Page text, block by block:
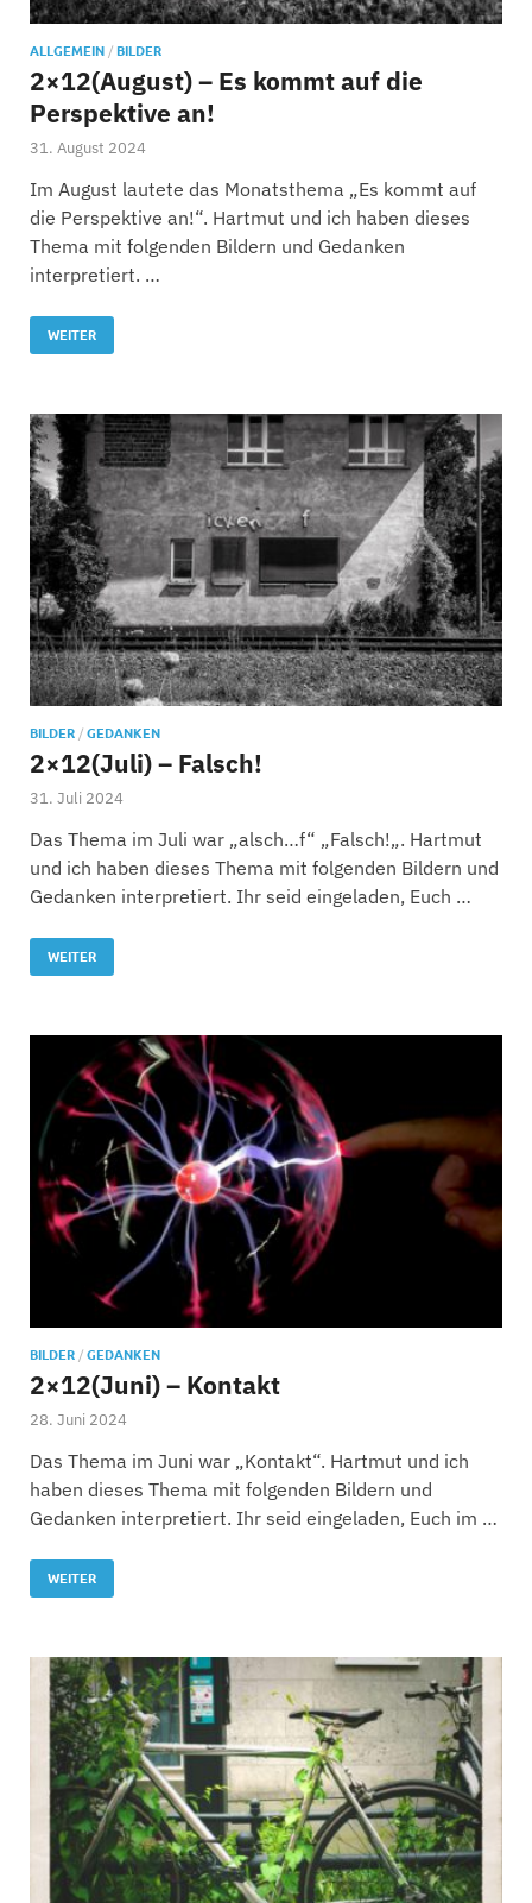
ALLGEMEIN / BILDER
2×12(August) – Es kommt auf die
Perspektive an!
31. August 2024
Im August lautete das Monatsthema „Es kommt auf
die Perspektive an!“. Hartmut und ich haben dieses
Thema mit folgenden Bildern und Gedanken
interpretiert. …
WEITER
BILDER / GEDANKEN
2×12(Juli) – Falsch!
31. Juli 2024
Das Thema im Juli war „alsch…f“ „Falsch!„. Hartmut
und ich haben dieses Thema mit folgenden Bildern und
Gedanken interpretiert. Ihr seid eingeladen, Euch …
WEITER
BILDER / GEDANKEN
2×12(Juni) – Kontakt
28. Juni 2024
Das Thema im Juni war „Kontakt“. Hartmut und ich
haben dieses Thema mit folgenden Bildern und
Gedanken interpretiert. Ihr seid eingeladen, Euch im …
WEITER